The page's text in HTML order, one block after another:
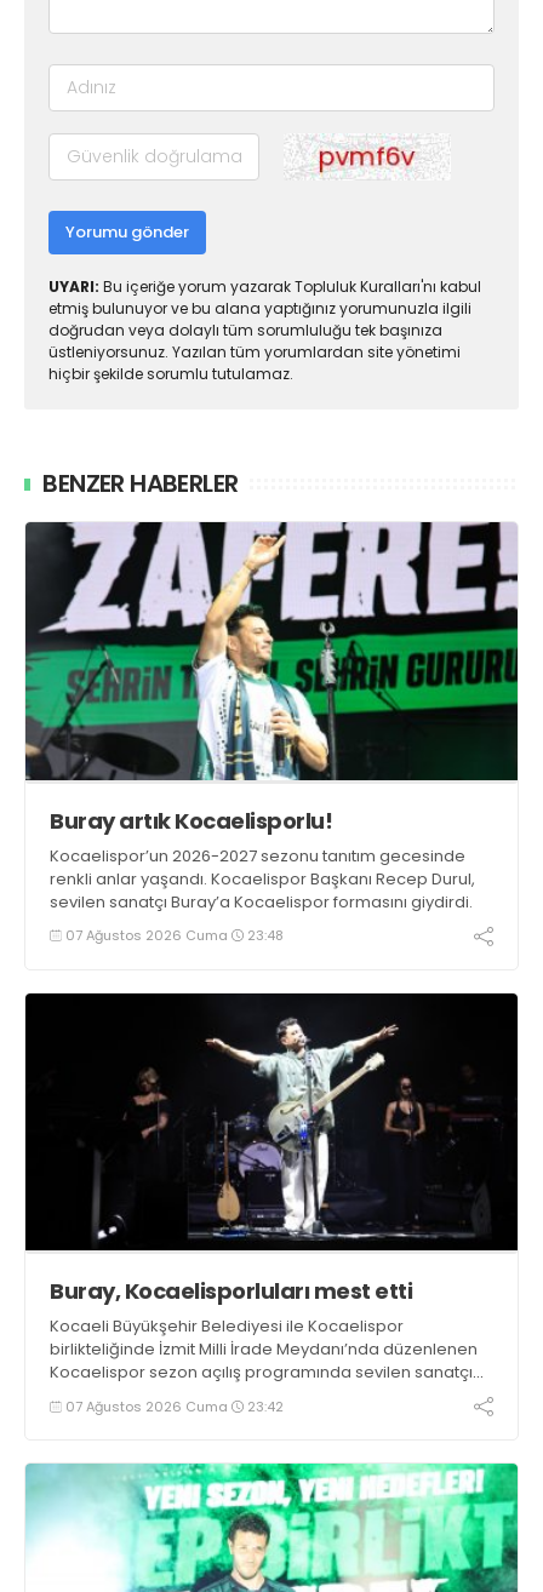
Yorumu gönder
UYARI: Bu içeriğe yorum yazarak Topluluk Kuralları'nı kabul
etmiş bulunuyor ve bu alana yaptığınız yorumunuzla ilgili
doğrudan veya dolaylı tüm sorumluluğu tek başınıza
üstleniyorsunuz. Yazılan tüm yorumlardan site yönetimi
hiçbir şekilde sorumlu tutulamaz.
BENZER HABERLER
Buray artık Kocaelisporlu!
Kocaelispor’un 2026-2027 sezonu tanıtım gecesinde
renkli anlar yaşandı. Kocaelispor Başkanı Recep Durul,
sevilen sanatçı Buray’a Kocaelispor formasını giydirdi.
07 Ağustos 2026 Cuma 23:48
Buray, Kocaelisporluları mest etti
Kocaeli Büyükşehir Belediyesi ile Kocaelispor
birlikteliğinde İzmit Milli İrade Meydanı’nda düzenlenen
Kocaelispor sezon açılış programında sevilen sanatçı
Buray, verdiği konserle meydanı inletti.
07 Ağustos 2026 Cuma 23:42